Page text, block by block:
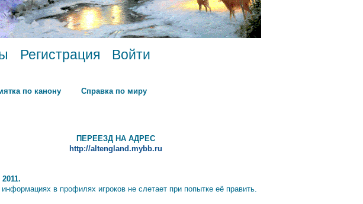
Регистрация Войти
по канону Справка по миру
ПЕРЕЕЗД НА АДРЕС
http://altengland.mybb.ru
информациях в профилях игроков не слетает при попытке её править.